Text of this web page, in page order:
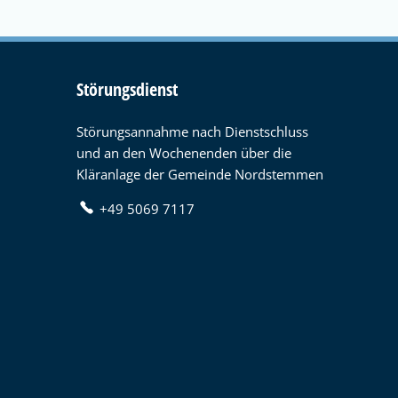
Störungsdienst
Störungsannahme nach Dienstschluss
und an den Wochenenden über die
Kläranlage der Gemeinde Nordstemmen
+49 5069 7117